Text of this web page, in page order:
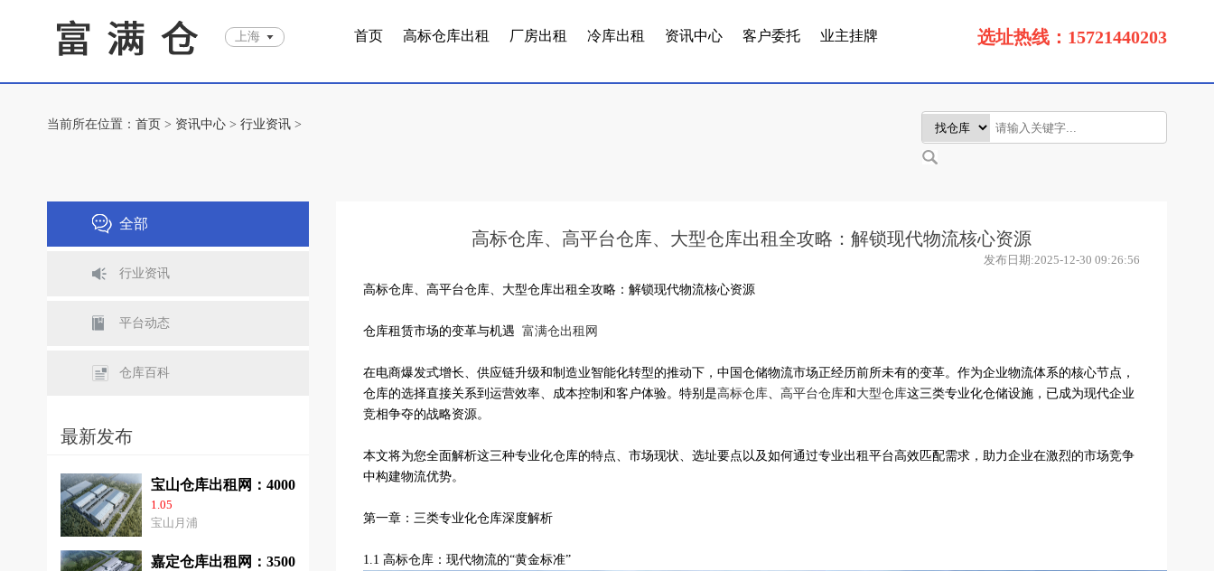
上海 首页 高标仓库出租 厂房出租 冷库出租 资讯中心 客户委托 业主挂牌 选址热线：15721440203
当前所在位置： 首页 > 资讯中心 > 行业资讯 >
全部
行业资讯
平台动态
仓库百科
最新发布
宝山仓库出租网：40000平方米高平台仓库出租高10米适合物流电商仓储配送
1.05
宝山月浦
嘉定仓库出租网：35000平方米高标仓库出租原业主无公摊
高标仓库、高平台仓库、大型仓库出租全攻略：解锁现代物流核心资源
发布日期:2025-12-30 09:26:56
高标仓库、高平台仓库、大型仓库出租全攻略：解锁现代物流核心资源
仓库租赁市场的变革与机遇 富满仓出租网
在电商爆发式增长、供应链升级和制造业智能化转型的推动下，中国仓储物流市场正经历前所未有的变革。作为企业物流体系的核心节点，
仓库的选择直接关系到运营效率、成本控制和客户体验。特别是高标仓库、 高平台仓库和 大型仓库这三类专业化仓储设施，已成为现代企业
竞相争夺的战略资源。
本文将为您全面解析这三种专业化仓库的特点、市场现状、选址要点以及如何通过专业出租平台高效匹配需求，助力企业在激烈的市场竞争
中构建物流优势。
第一章：三类专业化仓库深度解析
1.1 高标仓库：现代物流的“黄金标准”